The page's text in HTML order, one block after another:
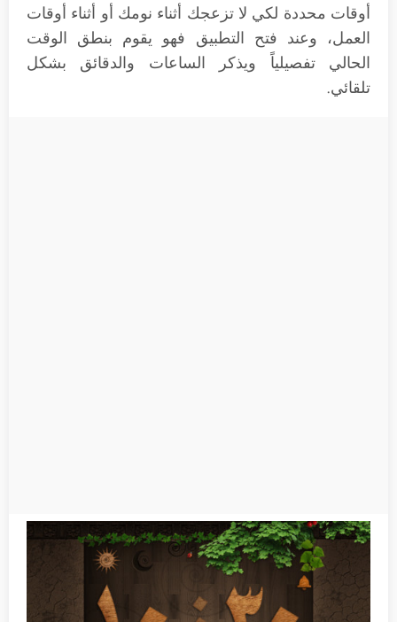
أوقات محددة لكي لا تزعجك أثناء نومك أو أثناء أوقات
العمل، وعند فتح التطبيق فهو يقوم بنطق الوقت
الحالي تفصيلياً ويذكر الساعات والدقائق بشكل
تلقائي.